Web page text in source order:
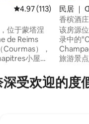
价平均评分 4.97 分（满
4.97 (113)
位于蒙塔涅
de Reims
），
小屋，
用品和毛巾。
如房客提出要
民居 ｜
香槟酒庄
该房源
录中的
旅游景
30分钟
房子的
受欢迎的度